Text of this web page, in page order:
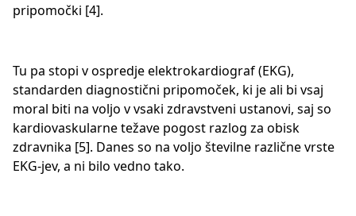
pripomočki [4].
Tu pa stopi v ospredje elektrokardiograf (EKG),
standarden diagnostični pripomoček, ki je ali bi vsaj
moral biti na voljo v vsaki zdravstveni ustanovi, saj so
kardiovaskularne težave pogost razlog za obisk
zdravnika [5]. Danes so na voljo številne različne vrste
EKG-jev, a ni bilo vedno tako.